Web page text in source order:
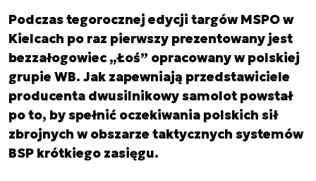
Podczas tegorocznej edycji targów MSPO w
Kielcach po raz pierwszy prezentowany jest
bezzałogowiec „Łoś” opracowany w polskiej
grupie WB. Jak zapewniają przedstawiciele
producenta dwusilnikowy samolot powstał
po to, by spełnić oczekiwania polskich sił
zbrojnych w obszarze taktycznych systemów
BSP krótkiego zasięgu.